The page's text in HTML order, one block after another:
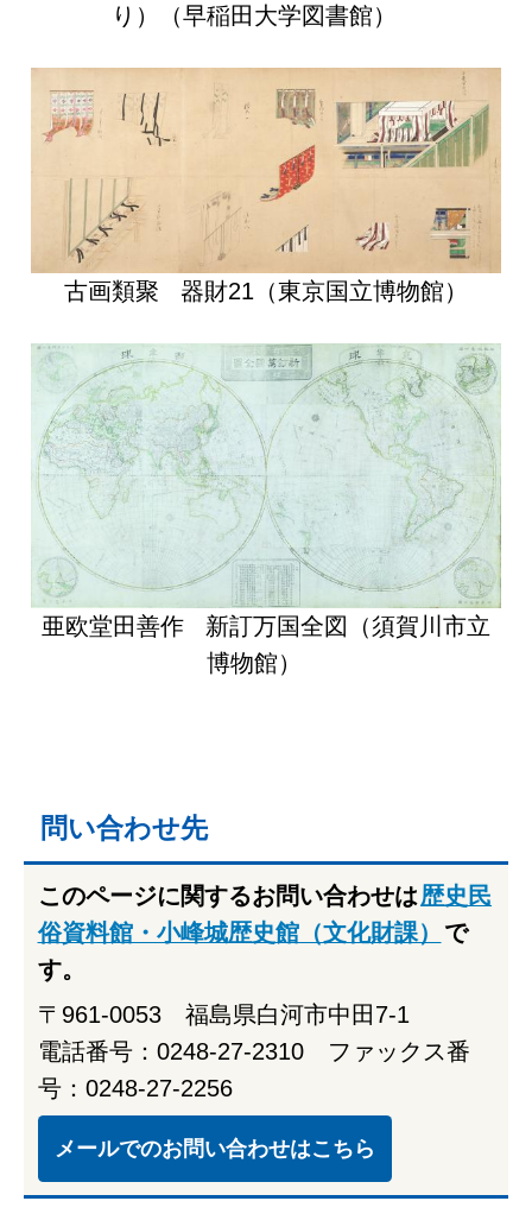
り）（早稲田大学図書館）
古画類聚 器財21（東京国立博物館）
亜欧堂田善作 新訂万国全図（須賀川市立
博物館）
問い合わせ先
このページに関するお問い合わせは歴史民
俗資料館・小峰城歴史館（文化財課）
で
す。
〒961-0053 福島県白河市中田7-1
電話番号：0248-27-2310 ファックス番
号：0248-27-2256
メールでのお問い合わせはこちら